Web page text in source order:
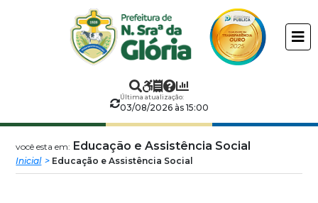
Prefeitura
Municipal
Nossa
Senhora
Última atualização:
03/08/2026 às 15:00
você esta em: Educação e Assistência Social
Inicial Educação e Assistência Social